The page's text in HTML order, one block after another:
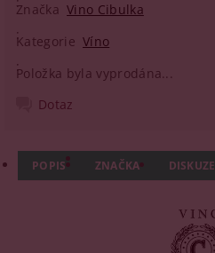
Značka Vino Cibulka
Kategorie Víno
Položka byla vyprodána...
Dotaz
POPIS ZNAČKA DISKUZE